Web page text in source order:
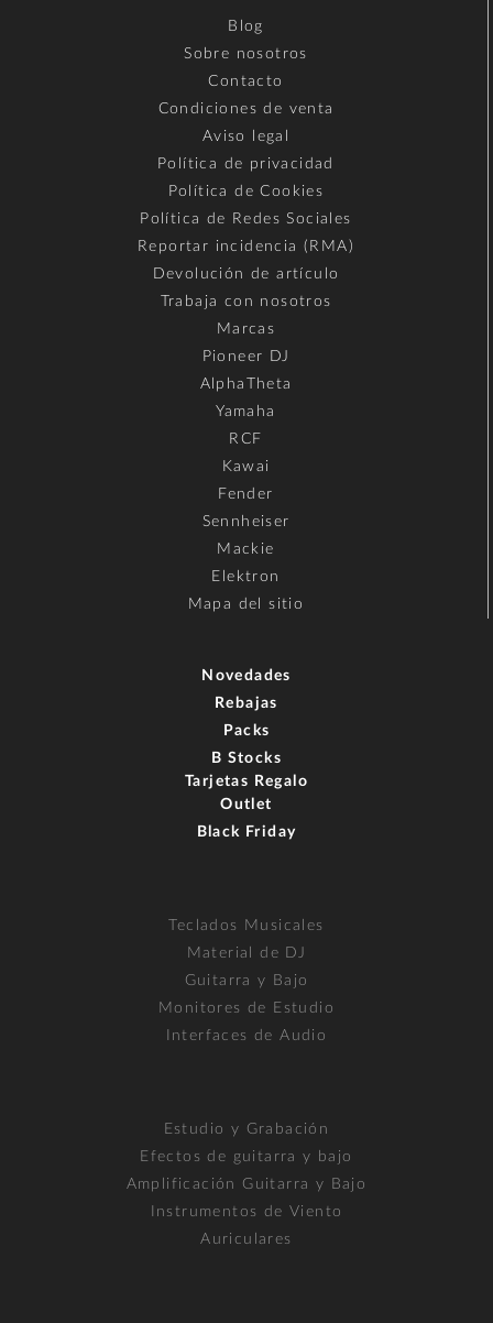
Blog
Sobre nosotros
Contacto
Condiciones de venta
Aviso legal
Política de privacidad
Política de Cookies
Política de Redes Sociales
Reportar incidencia (RMA)
Devolución de artículo
Trabaja con nosotros
Marcas
Pioneer DJ
AlphaTheta
Yamaha
RCF
Kawai
Fender
Sennheiser
Mackie
Elektron
Mapa del sitio
Novedades
Rebajas
Packs
B Stocks
Tarjetas Regalo
Outlet
Black Friday
Teclados Musicales
Material de DJ
Guitarra y Bajo
Monitores de Estudio
Interfaces de Audio
Estudio y Grabación
Efectos de guitarra y bajo
Amplificación Guitarra y Bajo
Instrumentos de Viento
Auriculares